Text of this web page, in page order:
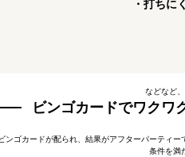
・打ちに
などなど
ビンゴカードでワクワ
ンゴカードが配られ、結果がアフターパーティ
条件を満